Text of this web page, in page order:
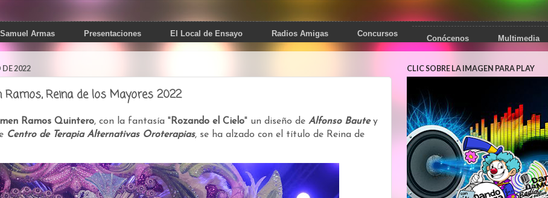
Armas Presentaciones El Local de Ensayo Radios Amigas Concursos Conócenos Multimedia
2022
Reina de los Mayores 2022
Ramos Quintero, con la fantasía "Rozando el Cielo" un diseño de Alfonso Bautey
Centro de Terapia Alternativas Oroterapias, se ha alzado con el título de Reina de
CLIC SOBRE LA IMAGEN PARA PLAY